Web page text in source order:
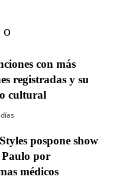
con más
registradas y su
cultural
pospone show
Paulo por
médicos